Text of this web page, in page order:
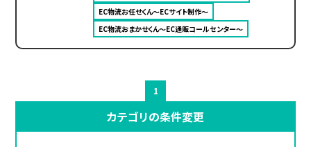
EC物流お任せくん～ECサイト制作～
EC物流おまかせくん～EC通販コールセンター～
1
カテゴリの条件変更